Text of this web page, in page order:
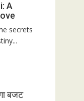
A
secrets
बजट